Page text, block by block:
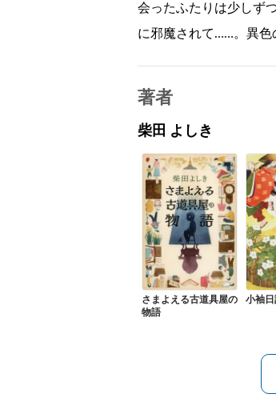
会ったふたりは少しず
に邪魔されて……。異色
著者
柴田 よしき
さまよえる古道具屋の
物語
小袖日